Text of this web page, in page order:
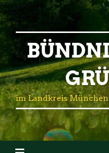
im Landkreis München